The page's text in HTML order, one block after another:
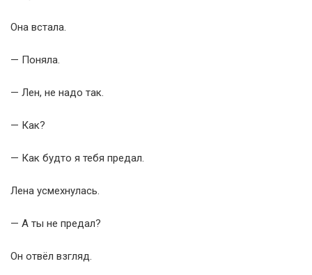
Она встала.
— Поняла.
— Лен, не надо так.
— Как?
— Как будто я тебя предал.
Лена усмехнулась.
— А ты не предал?
Он отвёл взгляд.